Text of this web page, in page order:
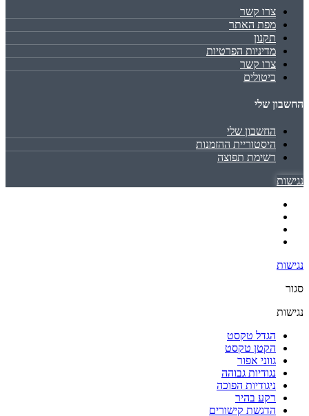
צרו קשר
מפת האתר
תקנון
מדיניות הפרטיות
צרו קשר
ביטולים
החשבון שלי
החשבון שלי
היסטוריית ההזמנות
רשימת תפוצה
נגישות
נגישות
סגור
נגישות
הגדל טקסט
הקטן טקסט
גווני אפור
נגודיות גבוהה
ניגודיות הפוכה
רקע בהיר
הדגשת קישורים